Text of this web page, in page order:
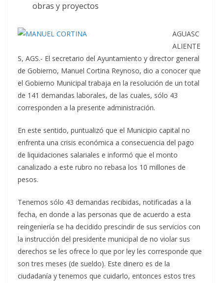
obras y proyectos
AGUASC
ALIENTE
S, AGS.- El secretario del Ayuntamiento y director general
de Gobierno, Manuel Cortina Reynoso, dio a conocer que
el Gobierno Municipal trabaja en la resolución de un total
de 141 demandas laborales, de las cuales, sólo 43
corresponden a la presente administración.
En este sentido, puntualizó que el Municipio capital no
enfrenta una crisis económica a consecuencia del pago
de liquidaciones salariales e informó que el monto
canalizado a este rubro no rebasa los 10 millones de
pesos.
Tenemos sólo 43 demandas recibidas, notificadas a la
fecha, en donde a las personas que de acuerdo a esta
reingeniería se ha decidido prescindir de sus servicios con
la instrucción del presidente municipal de no violar sus
derechos se les ofrece lo que por ley les corresponde que
son tres meses (de sueldo). Este dinero es de la
ciudadanía y tenemos que cuidarlo, entonces estos tres